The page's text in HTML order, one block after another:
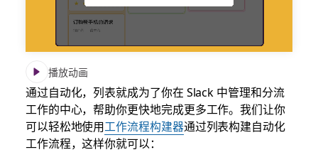
播放动画
通过自动化，列表就成为了你在 Slack 中管理和分流
工作的中心，帮助你更快地完成更多工作。我们让你
可以轻松地使用工作流程构建器通过列表构建自动化
工作流程，这样你就可以：